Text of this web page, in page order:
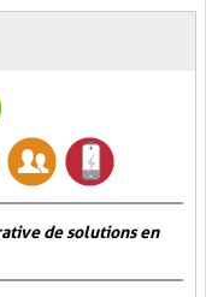
de solutions en